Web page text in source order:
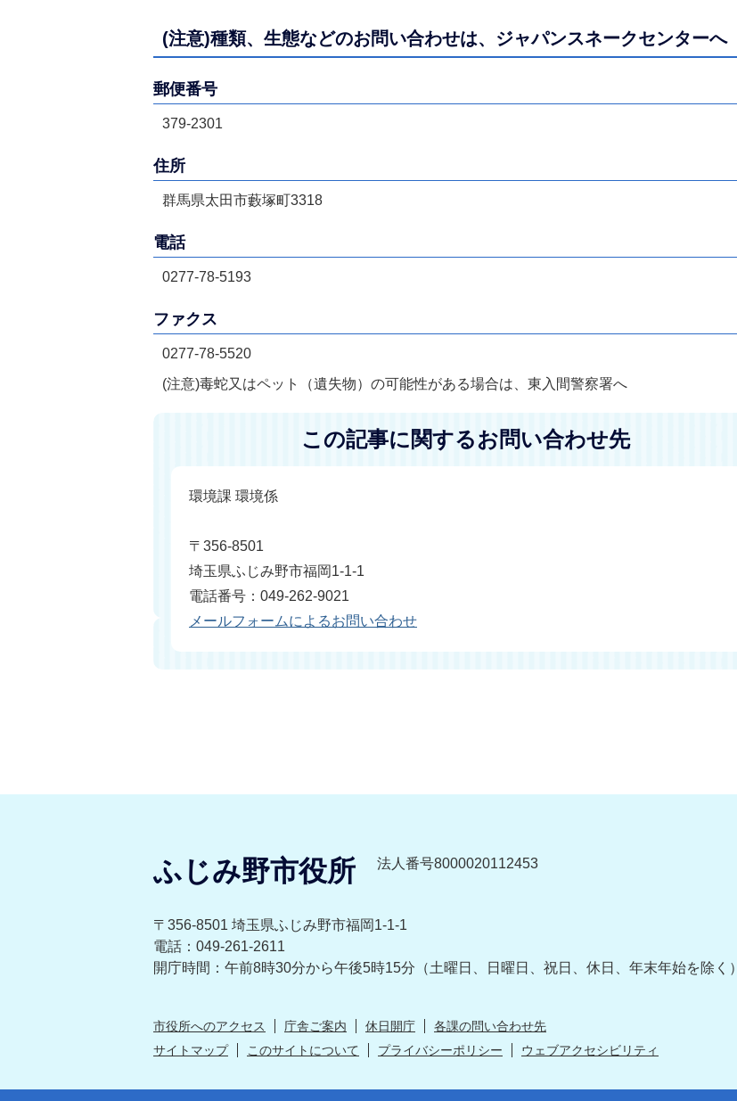
(注意)種類、生態などのお問い合わせは、ジャパンスネークセンターへ
郵便番号
379-2301
住所
群馬県太田市藪塚町3318
電話
0277-78-5193
ファクス
0277-78-5520
(注意)毒蛇又はペット（遺失物）の可能性がある場合は、東入間警察署へ
この記事に関するお問い合わせ先
環境課 環境係
〒356-8501
埼玉県ふじみ野市福岡1-1-1
電話番号：049-262-9021
メールフォームによるお問い合わせ
ふじみ野市役所 法人番号8000020112453
〒356-8501 埼玉県ふじみ野市福岡1-1-1
電話：049-261-2611
開庁時間：午前8時30分から午後5時15分 （土曜日、日曜日、祝日、休日、年末年始を除く）
市役所へのアクセス 庁舎ご案内 休日開庁
各課の問い合わせ先
サイトマップ
このサイトについて プライバシーポリシー ウェブアクセシビリティ